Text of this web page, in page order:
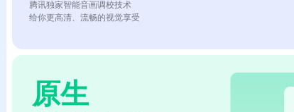
腾讯独家智能音画调校技术
给你更高清、流畅的视觉享受
原生